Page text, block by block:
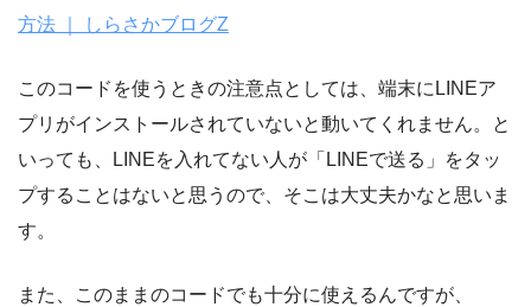
方法 ｜ しらさかブログZ
このコードを使うときの注意点としては、端末にLINEア
プリがインストールされていないと動いてくれません。と
いっても、LINEを入れてない人が「LINEで送る」をタッ
プすることはないと思うので、そこは大丈夫かなと思いま
す。
また、このままのコードでも十分に使えるんですが、